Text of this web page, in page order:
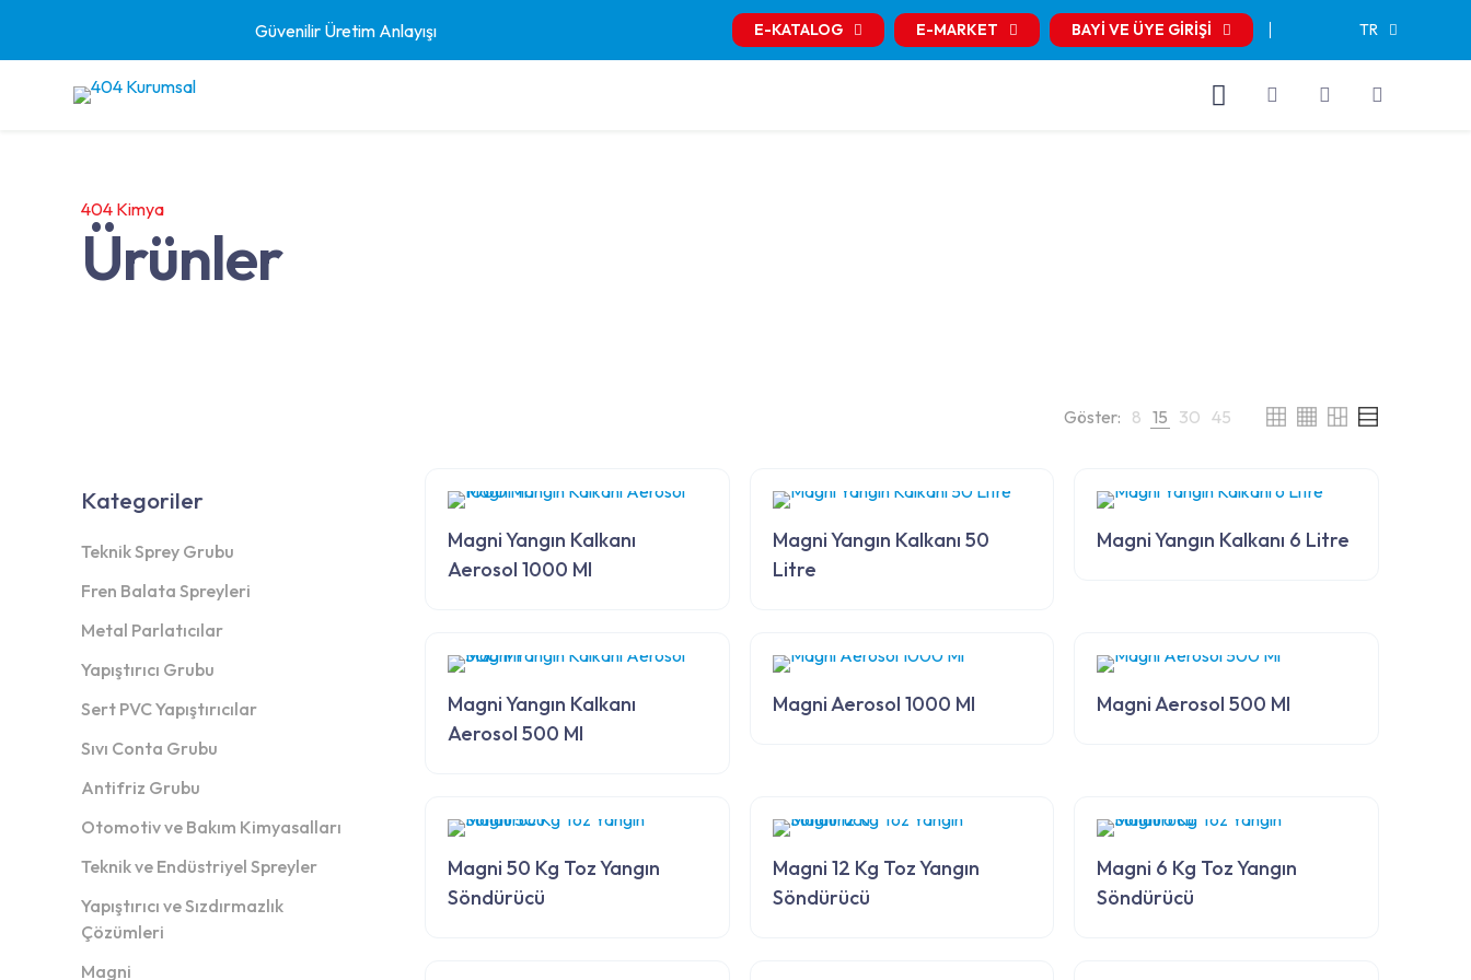
Güvenilir Üretim Anlayışı E-KATALOG E-MARKET BAYİ VE ÜYE GİRİŞİ TR
404 Kimya
Ürünler
Kategoriler
Teknik Sprey Grubu
Fren Balata Spreyleri
Metal Parlatıcılar
Yapıştırıcı Grubu
Sert PVC Yapıştırıcılar
Sıvı Conta Grubu
Antifriz Grubu
Otomotiv ve Bakım Kimyasalları
Teknik ve Endüstriyel Spreyler
Yapıştırıcı ve Sızdırmazlık
Çözümleri
Magni
Göster: 8 15 30 45
Magni Yangın Kalkanı
Aerosol 1000 Ml
Magni Yangın Kalkanı 50
Litre
Magni Yangın Kalkanı 6 Litre
Magni Yangın Kalkanı
Aerosol 500 Ml
Magni Aerosol 1000 Ml Magni Aerosol 500 Ml
Magni 50 Kg Toz Yangın
Söndürücü
Magni 12 Kg Toz Yangın
Söndürücü
Magni 6 Kg Toz Yangın
Söndürücü